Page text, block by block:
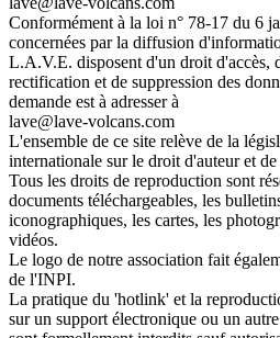
Conformément à la loi n° 78-17 du 6
concernées par la diffusion
L.A.V.E. disposent d'un droit d'accès,
rectification et de suppression des
demande est à adresser à
lave@lave-volcans.com
L'ensemble de ce site relève de la
internationale sur le droit d'auteur et
Tous les droits de reproduction sont
documents téléchargeables, les
iconographiques, les cartes, les
vidéos.
Le logo de notre association fait
de l'INPI.
La pratique du 'hotlink' et la
sur un support électronique ou un